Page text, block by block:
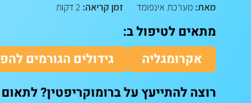
מאת: מערכת אינפומד זמן קריאה:
מתאים לטיפול ב:
אקרומגליה
גידולים הגורמים
רוצה להתייעץ על ברומוקריפטין?